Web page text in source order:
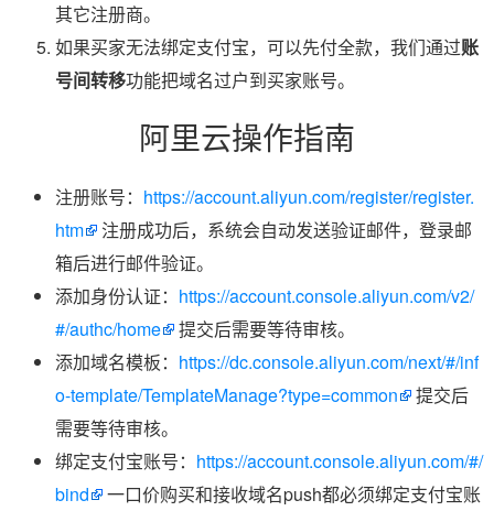
其它注册商。
如果买家无法绑定支付宝，可以先付全款，我们通过账
号间转移功能把域名过户到买家账号。
阿里云操作指南
注册账号： https://account.aliyun.com/register/register.
htm
注册成功后，系统会自动发送验证邮件，登录邮
箱后进行邮件验证。
添加身份认证： https://account.console.aliyun.com/v2/
#/authc/home
提交后需要等待审核。
添加域名模板： https://dc.console.aliyun.com/next/#/inf
o-template/TemplateManage?type=common
提交后
需要等待审核。
绑定支付宝账号： https://account.console.aliyun.com/#/
bind
一口价购买和接收域名push都必须绑定支付宝账